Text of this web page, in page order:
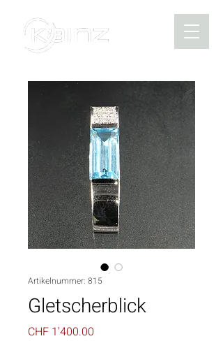
Artikelnummer: 815
Gletscherblick
CHF 1'400.00